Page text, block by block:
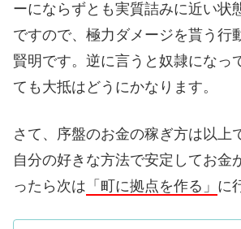
ーにならずとも実質詰みに近い状
ですので、極力ダメージを貰う行
賢明です。逆に言うと奴隷になっ
ても大抵はどうにかなります。
さて、序盤のお金の稼ぎ方は以上
自分の好きな方法で安定してお金
ったら次は 「町に拠点を作る」 に